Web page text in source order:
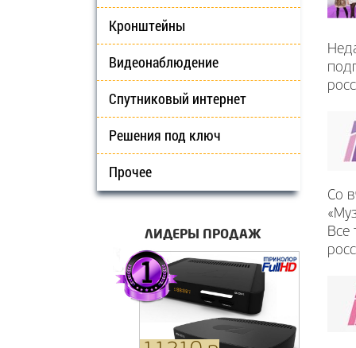
Кронштейны
Видеонаблюдение
Спутниковый интернет
Решения под ключ
Прочее
ЛИДЕРЫ ПРОДАЖ
Со
Все